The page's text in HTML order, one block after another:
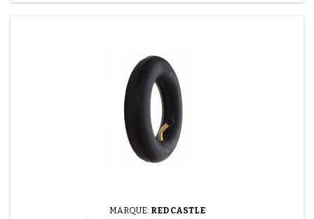
MARQUE: RED CASTLE